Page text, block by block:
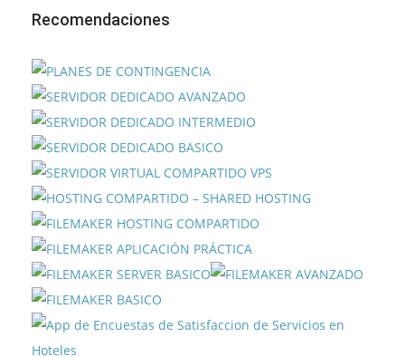
Recomendaciones